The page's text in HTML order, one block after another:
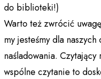
do biblioteki!)
Warto też zwrócić
my jesteśmy dla
naśladowania.
wspólne czytanie to